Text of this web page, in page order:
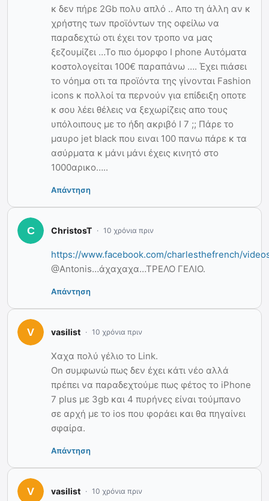
κ δεν πήρε 2Gb πολυ απλό .. Απο τη άλλη αν κ
χρήστης των προϊόντων της οφείλω να
παραδεχτώ οτι έχει τον τροπο να μας
ξεζουμίζει …Το πιο όμορφο I phone Αυτόματα
κοστολογείται 100€ παραπάνω …. Έχει πιάσει
το νόημα οτι τα προϊόντα της γίνονται Fashion
icons κ πολλοί τα περνούν για επίδειξη οποτε
κ σου λέει θέλεις να ξεχωρίζεις απο τους
υπόλοιπους με το ήδη ακριβό I 7 ;; Πάρε το
μαυρο jet black που ειναι 100 πανω πάρε κ τα
ασύρματα κ μάνι μάνι έχεις κινητό στο
1000αρικο…..
Απάντηση
ChristosT 10 χρόνια πριν
https://www.facebook.com/charlesthefrench/
@Antonis…άχαχαχα…ΤΡΕΛΟ ΓΕΛΙΟ.
Απάντηση
vasilist 10 χρόνια πριν
Χαχα πολύ γέλιο το Link.
On συμφωνώ πως δεν έχει κάτι νέο αλλά
πρέπει να παραδεχτούμε πως φέτος το iPhone
7 plus με 3gb και 4 πυρήνες είναι τούμπανο
σε αρχή με το ios που φοράει και θα πηγαίνει
σφαίρα.
Απάντηση
vasilist 10 χρόνια πριν